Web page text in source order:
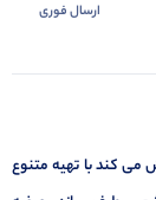
ارسال فوری
می کند با تهیه متنوع